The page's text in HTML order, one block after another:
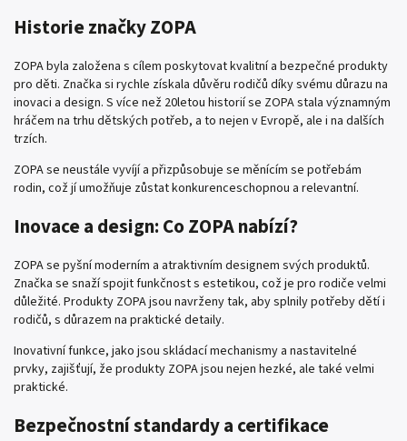
Historie značky ZOPA
ZOPA byla založena s cílem poskytovat kvalitní a bezpečné produkty
pro děti. Značka si rychle získala důvěru rodičů díky svému důrazu na
inovaci a design. S více než 20letou historií se ZOPA stala významným
hráčem na trhu dětských potřeb, a to nejen v Evropě, ale i na dalších
trzích.
ZOPA se neustále vyvíjí a přizpůsobuje se měnícím se potřebám
rodin, což jí umožňuje zůstat konkurenceschopnou a relevantní.
Inovace a design: Co ZOPA nabízí?
ZOPA se pyšní moderním a atraktivním designem svých produktů.
Značka se snaží spojit funkčnost s estetikou, což je pro rodiče velmi
důležité. Produkty ZOPA jsou navrženy tak, aby splnily potřeby dětí i
rodičů, s důrazem na praktické detaily.
Inovativní funkce, jako jsou skládací mechanismy a nastavitelné
prvky, zajišťují, že produkty ZOPA jsou nejen hezké, ale také velmi
praktické.
Bezpečnostní standardy a certifikace